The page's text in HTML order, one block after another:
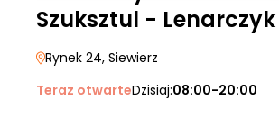
Szuksztul - Lenarczyk
Rynek 24, Siewierz
Teraz otwarteDzisiaj:08:00-20:00